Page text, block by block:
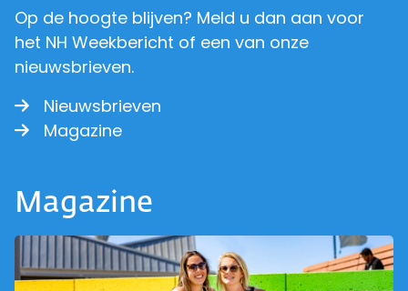
Op de hoogte blijven? Meld u dan aan voor
het NH Weekbericht of een van onze
nieuwsbrieven.
Nieuwsbrieven
Magazine
Magazine